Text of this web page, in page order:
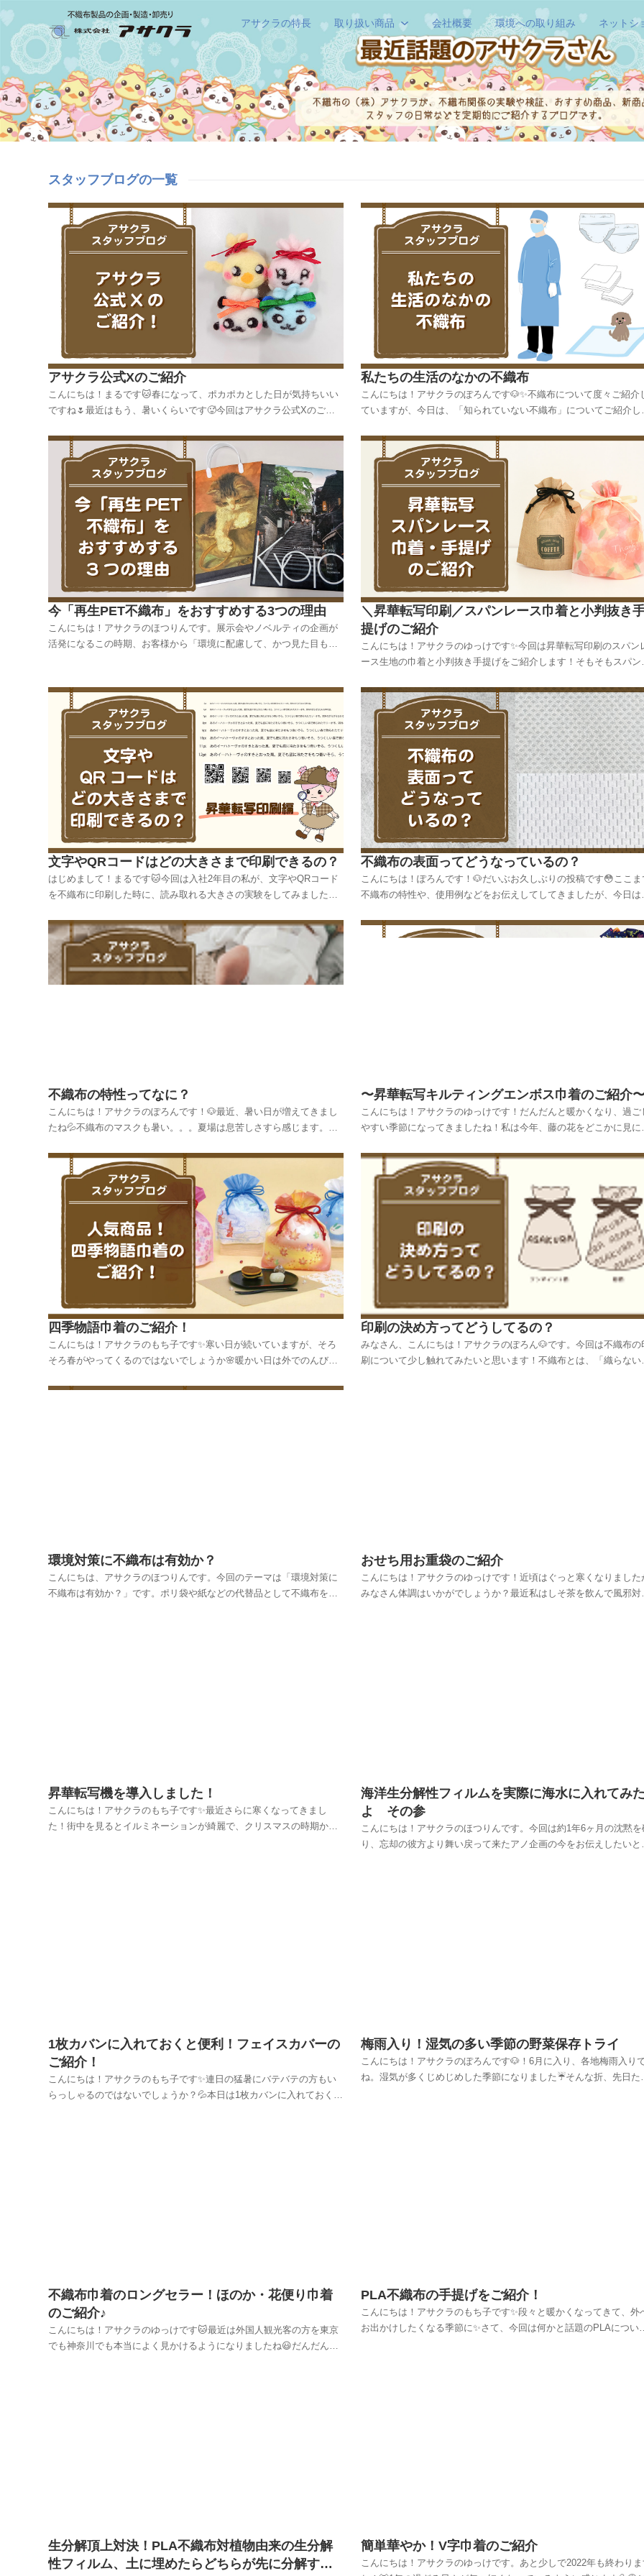
アサクラの特長 取り扱い商品 会社概要 環境への取り組み ネットシ
スタッフブログの一覧
アサクラ公式Xのご紹介
こんにちは！まるです🐱春になって、ポカポカとした日が気持ちいい
ですね🌷最近はもう、暑いくらいです🥵今回はアサクラ公式Xのご紹
トをしていて、今では7,000フォロワーを超えるアカウントとなってい
ます！私が入社した時にはもう5,000...
私たちの生活のなかの不織布
こんにちは！アサクラのぽろんです🐶✨不織布について度々ご紹介
ていますが、今日は、「知られていない不織布」についてご紹介し
で使用されているのかわからない人が多かったと思いますが、コロ
の影響もあり、まずマスクを思い浮かべる人が多いかも...
今「再生PET不織布」をおすすめする3つの理由
こんにちは！アサクラのほつりんです。展示会やノベルティの企画が
活発になるこの時期、お客様から「環境に配慮して、かつ見た目もこ
げてみたいと思います。1. 結論：なぜ今「再生PE...
＼昇華転写印刷／スパンレース巾着と小判抜き
提げのご紹介
こんにちは！アサクラのゆっけです✨今回は昇華転写印刷のスパン
ース生地の巾着と小判抜き手提げをご紹介します！そもそもスパン
不織布生地・特徴はしなやかで柔らかい手触りでドレープ性あり・
ーバインダー(接着剤不使用)なので衛生的・身近な用...
文字やQRコードはどの大きさまで印刷できるの？
はじめまして！まるです🐱今回は入社2年目の私が、文字やQRコード
を不織布に印刷した時に、読み取れる大きさの実験をしてみました✨
でもご紹介しています😆https://www.asakura-inc.co.jp/contents_top/...
不織布の表面ってどうなっているの？
こんにちは！ぽろんです！🐶だいぶお久しぶりの投稿です😳ここま
不織布の特性や、使用例などをお伝えしてしてきましたが、今日は
にエンボスがあるものもあれば、ないものがあります。今日はそん
原反の表面の「顔」をお見せしましょう✨不織布でよ...
不織布の特性ってなに？
こんにちは！アサクラのぽろんです！🐶最近、暑い日が増えてきまし
たね💦不織布のマスクも暑い。。。夏場は息苦しさすら感じます。。
が、すごく保湿性を感じますよね。でも、マスクとして通気性ももち
ろんあります。保湿性があって、通気性がある・・！...
〜昇華転写キルティングエンボス巾着のご紹介
こんにちは！アサクラのゆっけです！だんだんと暖かくなり、過ご
やすい季節になってきましたね！私は今年、藤の花をどこかに見に
グエンボス巾着のご紹介です！季節はまだま先ですが、クリスマス
冬をイメージして作成しました🎄余談ですが、この時...
四季物語巾着のご紹介！
こんにちは！アサクラのもち子です✨寒い日が続いていますが、そろ
そろ春がやってくるのではないでしょうか🌸暖かい日は外でのんびり
語巾着をご紹介します！和紙調不織布の柔らかい風合いと、春夏秋冬
印刷の決め方ってどうしてるの？
みなさん、こんにちは！アサクラのぽろん🐶です。今回は不織布の
刷について少し触れてみたいと思います！不織布とは、「織らない
環境対策に不織布は有効か？
こんにちは、アサクラのほつりんです。今回のテーマは「環境対策に
不織布は有効か？」です。ポリ袋や紙などの代替品として不織布を使
おせち用お重袋のご紹介
こんにちは！アサクラのゆっけです！近頃はぐっと寒くなりました
みなさん体調はいかがでしょうか？最近私はしそ茶を飲んで風邪対
昇華転写機を導入しました！
こんにちは！アサクラのもち子です✨最近さらに寒くなってきまし
た！街中を見るとイルミネーションが綺麗で、クリスマスの時期かぁ
海洋生分解性フィルムを実際に海水に入れてみた
よ その参
こんにちは！アサクラのほつりんです。今回は約1年6ヶ月の沈黙を
り、忘却の彼方より舞い戻って来たアノ企画の今をお伝えしたいと
1枚カバンに入れておくと便利！フェイスカバーの
ご紹介！
こんにちは！アサクラのもち子です✨連日の猛暑にバテバテの方もい
らっしゃるのではないでしょうか？💦本日は1枚カバンに入れておくと
梅雨入り！湿気の多い季節の野菜保存トライ
こんにちは！アサクラのぽろんです🐶！6月に入り、各地梅雨入り
ね。湿気が多くじめじめした季節になりました☔️そんな折、先日たく
不織布巾着のロングセラー！ほのか・花便り巾着
のご紹介♪
こんにちは！アサクラのゆっけです🐱最近は外国人観光客の方を東京
でも神奈川でも本当によく見かけるようになりましたね😃だんだんと
PLA不織布の手提げをご紹介！
こんにちは！アサクラのもち子です✨段々と暖かくなってきて、外
お出かけしたくなる季節に✨さて、今回は何かと話題のPLAについ
生分解頂上対決！PLA不織布対植物由来の生分解
性フィルム、土に埋めたらどちらが先に分解する
簡単華やか！V字巾着のご紹介
こんにちは！アサクラのゆっけです。あと少しで2022年も終わりま